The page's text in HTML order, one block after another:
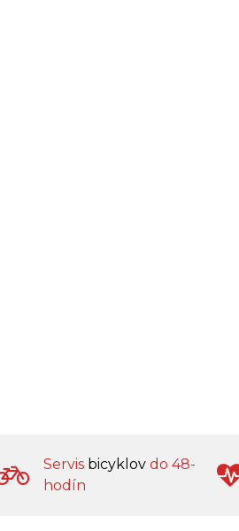
Servis bicyklov do 48-
hodín